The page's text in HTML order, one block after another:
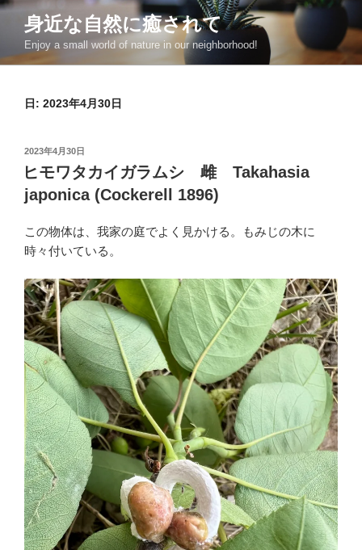
コ
ン
身近な自然に癒されて
Enjoy a small world of nature in our neighborhood!
日: 2023年4月30日
投
稿
日:
2023年4月30日
ヒモワタカイガラムシ 雌 Takahasia
japonica (Cockerell 1896)
この物体は、我家の庭でよく見かける。もみじの木に
時々付いている。